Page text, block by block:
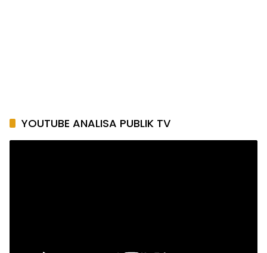
YOUTUBE ANALISA PUBLIK TV